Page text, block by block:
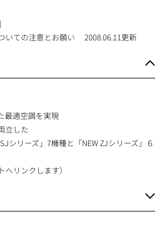
いての注意とお願い 2008.06.11更新
最適空調を実現
立した
シリーズ」7機種と「NEW ZJシリーズ」６
へリンクします）